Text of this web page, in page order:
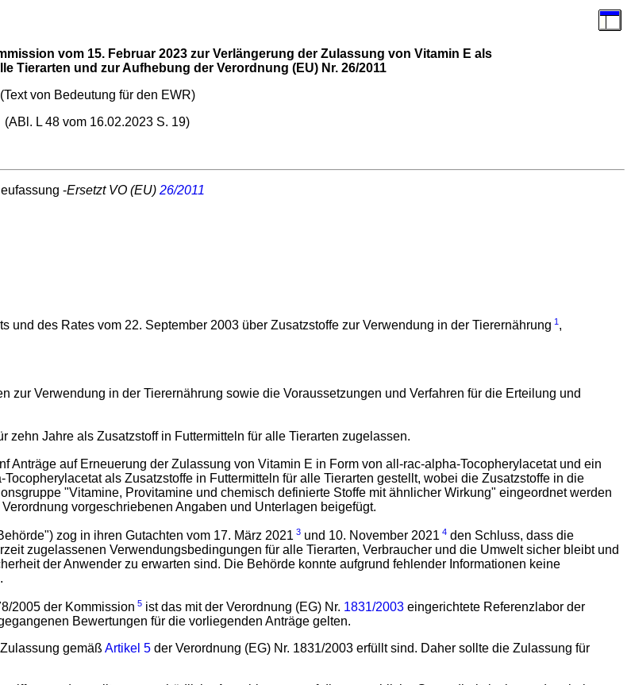
vom 15. Februar 2023 zur Verlängerung der Zulassung von Vitamin E als
Tierarten und zur Aufhebung der Verordnung (EU) Nr. 26/2011
(Text von Bedeutung für den EWR)
(ABl. L 48 vom 16.02.2023 S. 19)
-Ersetzt VO (EU) 26/2011
und des Rates vom 22. September 2003 über Zusatzstoffe zur Verwendung in der Tierernährung 1 ,
zur Verwendung in der Tierernährung sowie die Voraussetzungen und Verfahren für die Erteilung und
zehn Jahre als Zusatzstoff in Futtermitteln für alle Tierarten zugelassen.
Anträge auf Erneuerung der Zulassung von Vitamin E in Form von all-rac-alpha-Tocopherylacetat und ein
als Zusatzstoffe in Futtermitteln für alle Tierarten gestellt, wobei die Zusatzstoffe in die
"Vitamine, Provitamine und chemisch definierte Stoffe mit ähnlicher Wirkung" eingeordnet werden
vorgeschriebenen Angaben und Unterlagen beigefügt.
zog in ihren Gutachten vom 17. März 2021 3 und 10. November 2021 4 den Schluss, dass die
zugelassenen Verwendungsbedingungen für alle Tierarten, Verbraucher und die Umwelt sicher bleibt und
der Anwender zu erwarten sind. Die Behörde konnte aufgrund fehlender Informationen keine
2005 der Kommission 5 ist das mit der Verordnung (EG) Nr. 1831/2003 eingerichtete Referenzlabor der
Bewertungen für die vorliegenden Anträge gelten.
gemäß Artikel 5 der Verordnung (EG) Nr. 1831/2003 erfüllt sind. Daher sollte die Zulassung für